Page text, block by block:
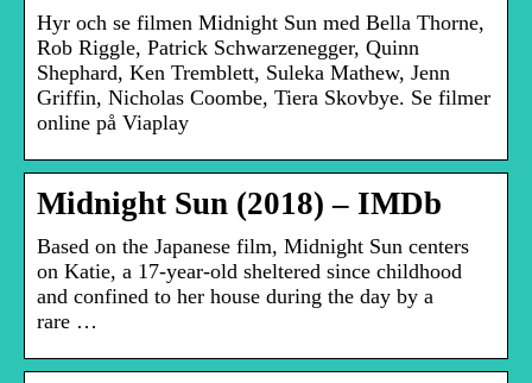
Hyr och se filmen Midnight Sun med Bella Thorne,
Rob Riggle, Patrick Schwarzenegger, Quinn
Shephard, Ken Tremblett, Suleka Mathew, Jenn
Griffin, Nicholas Coombe, Tiera Skovbye. Se filmer
online på Viaplay
Midnight Sun (2018) – IMDb
Based on the Japanese film, Midnight Sun centers
on Katie, a 17-year-old sheltered since childhood
and confined to her house during the day by a
rare …